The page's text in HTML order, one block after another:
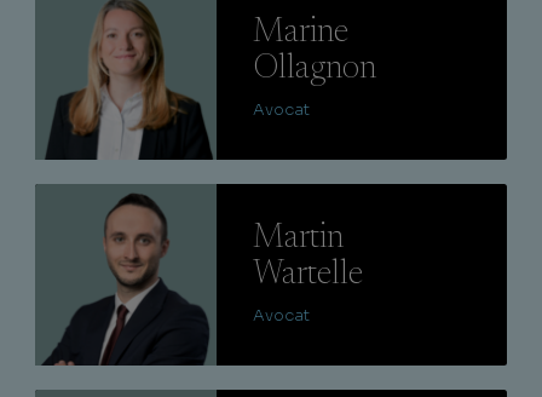
Marine
Ollagnon
Avocat
Martin
Wartelle
Avocat